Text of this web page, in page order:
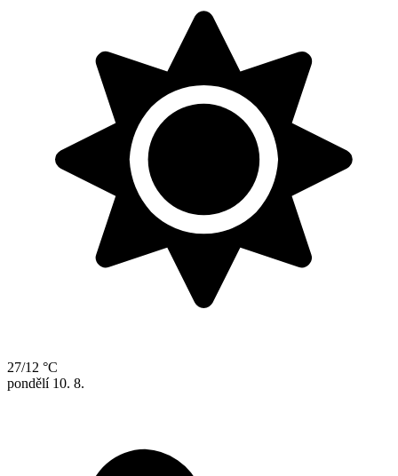
27/12 °C
pondělí 10. 8.